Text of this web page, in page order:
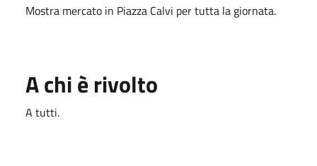
Mostra mercato in Piazza Calvi per tutta la giornata.
A chi è rivolto
A tutti.